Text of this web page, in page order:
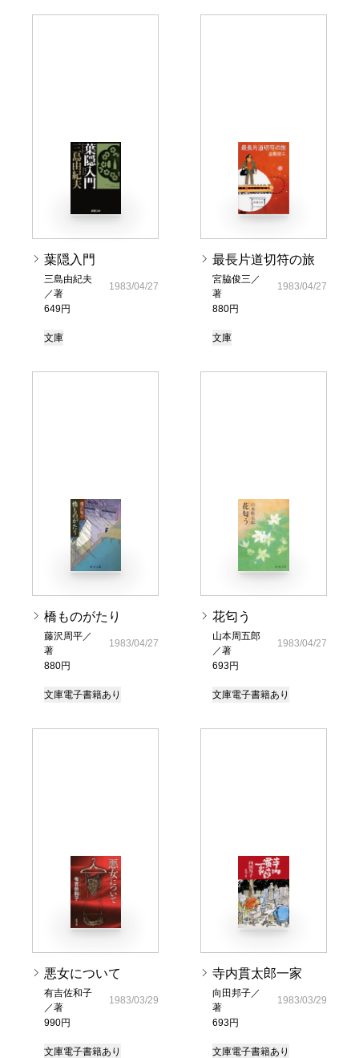
葉隠入門
三島由紀夫
／著
649円
1983/04/27
文庫
最長片道切符の旅
宮脇俊三／
著
880円
1983/04/27
文庫
橋ものがたり
藤沢周平／
著
880円
1983/04/27
文庫電子書籍あり
花匂う
山本周五郎
／著
693円
1983/04/27
文庫電子書籍あり
悪女について
有吉佐和子
／著
990円
1983/03/29
文庫電子書籍あり
寺内貫太郎一家
向田邦子／
著
693円
1983/03/29
文庫電子書籍あり